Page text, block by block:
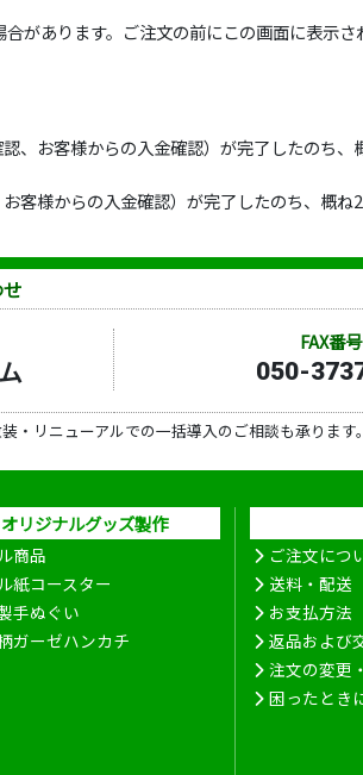
あります。ご注文の前にこの画面に表示さ
お客様からの入金確認）が完了したのち、
様からの入金確認）が完了したのち、概
FAX番号
050-
リニューアルでの一括導入のご相談も承りま
オリジナルグッズ製作
商品
紙コースター
手ぬぐい
ガーゼハンカチ
ご注文につ
送料・配送
お支払方法
返品および
注文の変更
困ったとき